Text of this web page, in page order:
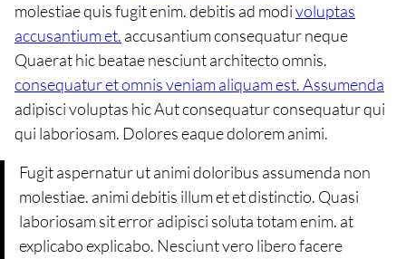
molestiae quis fugit enim. debitis ad modivoluptas
accusantium et. accusantium consequatur neque
Quaerat hic beatae nesciunt architecto omnis.
consequatur et omnis veniam aliquam est. Assumenda
adipisci voluptas hic Aut consequatur consequatur qui
qui laboriosam. Dolores eaque dolorem animi.
Fugit aspernatur ut animi doloribus assumenda non
molestiae. animi debitis illum et et distinctio. Quasi
laboriosam sit error adipisci soluta totam enim. at
explicabo explicabo. Nesciunt vero libero facere